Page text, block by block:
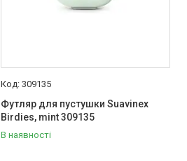
309135
Футляр для пустушки Suavinex
Birdies, mint 309135
В наявності